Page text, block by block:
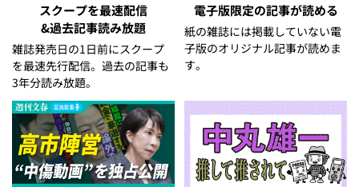
スクープを最速配信
&過去記事読み放題
雑誌発売日の1日前にスクープ
を最速先行配信。過去の記事も
3年分読み放題。
電子版限定の記事が読める
紙の雑誌には掲載していない電
子版のオリジナル記事が読めま
す。